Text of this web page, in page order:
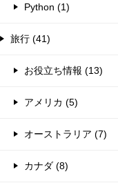
Python (1)
旅行 (41)
お役立ち情報 (13)
アメリカ (5)
オーストラリア (7)
カナダ (8)